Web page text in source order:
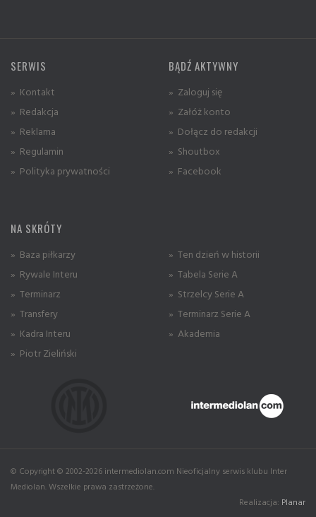
SERWIS
» Kontakt
» Redakcja
» Reklama
» Regulamin
» Polityka prywatności
BĄDŹ AKTYWNY
» Zaloguj się
» Załóż konto
» Dołącz do redakcji
» Shoutbox
» Facebook
NA SKRÓTY
» Baza piłkarzy
» Rywale Interu
» Terminarz
» Transfery
» Kadra Interu
» Piotr Zieliński
» Ten dzień w historii
» Tabela Serie A
» Strzelcy Serie A
» Terminarz Serie A
» Akademia
© Copyright © 2002-2026 intermediolan.com Nieoficjalny serwis klubu Inter
Mediolan. Wszelkie prawa zastrzeżone.
Realizacja: Planar